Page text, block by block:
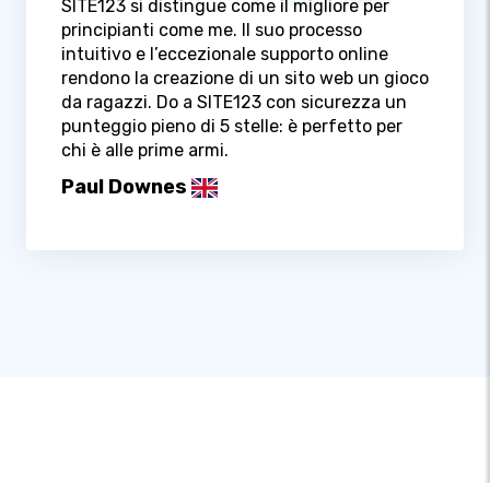
SITE123 si distingue come il migliore per
principianti come me. Il suo processo
intuitivo e l’eccezionale supporto online
rendono la creazione di un sito web un gioco
da ragazzi. Do a SITE123 con sicurezza un
punteggio pieno di 5 stelle: è perfetto per
chi è alle prime armi.
Paul Downes